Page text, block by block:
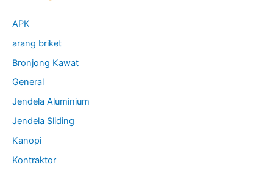
APK
arang briket
Bronjong Kawat
General
Jendela Aluminium
Jendela Sliding
Kanopi
Kontraktor